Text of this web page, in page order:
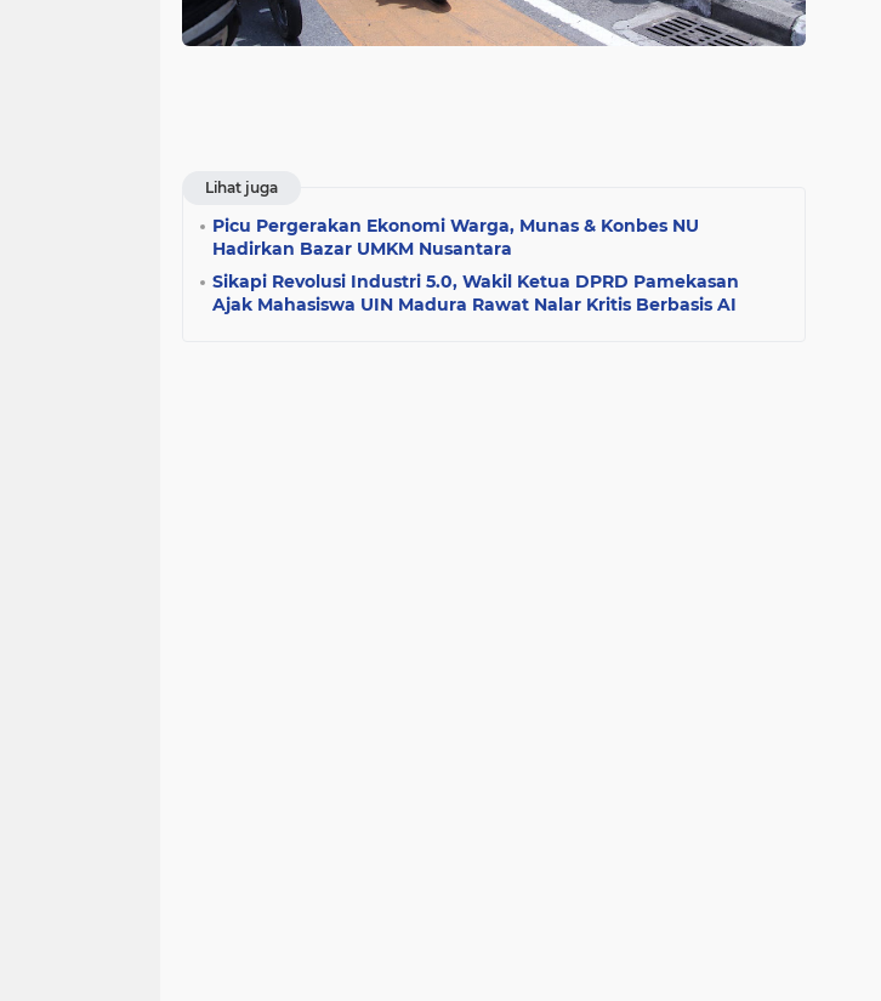
Lihat juga
Picu Pergerakan Ekonomi Warga, Munas & Konbes NU
Hadirkan Bazar UMKM Nusantara
Sikapi Revolusi Industri 5.0, Wakil Ketua DPRD Pamekasan
Ajak Mahasiswa UIN Madura Rawat Nalar Kritis Berbasis AI